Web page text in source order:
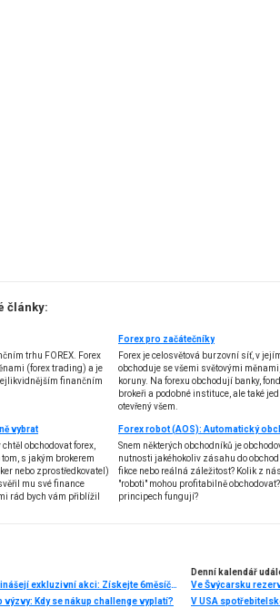
články:
trhu FOREX. Forex
(forex trading) a je
finančním
Forex pro začátečníky
Forex je celosvětová burzovní síť, v
obchoduje se všemi světovými
koruny. Na forexu obchodují banky,
brokeři a podobné instituce, ale také
otevřený všem.
vybrat
obchodovat forex,
s jakým brokerem
nebo zprostředkovatel)
mu své finance
rád bych vám přiblížil
z nich.
Snem některých obchodníků je
nutnosti jakéhokoliv zásahu do
fikce nebo reálná záležitost? Kolik z
"roboti" mohou profitabilně
principech fungují?
🚀 FXstreet.cz & eToro přinášejí exkluzivní akci: Získejte 6měsíční členství ve VIP zóně ZDARMA
Kdy se nákup challenge vyplatí?
Denní kalendář
Ve Švýcarsku
V USA